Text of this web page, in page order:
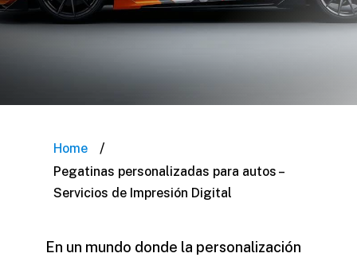
Home /
Pegatinas personalizadas para autos –
Servicios de Impresión Digital
En un mundo donde la personalización